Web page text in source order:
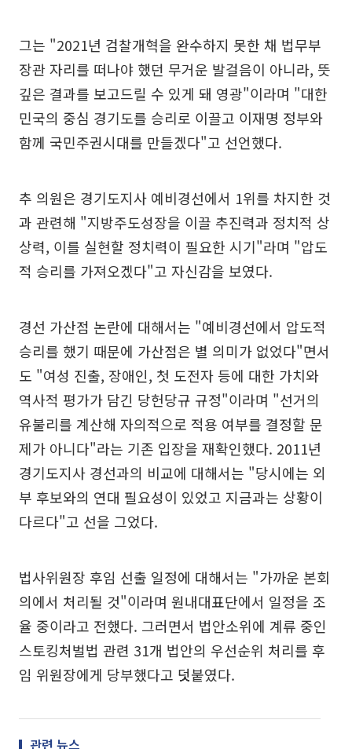
그는 "2021년 검찰개혁을 완수하지 못한 채 법무부
장관 자리를 떠나야 했던 무거운 발걸음이 아니라, 뜻
깊은 결과를 보고드릴 수 있게 돼 영광"이라며 "대한
민국의 중심 경기도를 승리로 이끌고 이재명 정부와
함께 국민주권시대를 만들겠다"고 선언했다.
추 의원은 경기도지사 예비경선에서 1위를 차지한 것
과 관련해 "지방주도성장을 이끌 추진력과 정치적 상
상력, 이를 실현할 정치력이 필요한 시기"라며 "압도
적 승리를 가져오겠다"고 자신감을 보였다.
경선 가산점 논란에 대해서는 "예비경선에서 압도적
승리를 했기 때문에 가산점은 별 의미가 없었다"면서
도 "여성 진출, 장애인, 첫 도전자 등에 대한 가치와
역사적 평가가 담긴 당헌당규 규정"이라며 "선거의
유불리를 계산해 자의적으로 적용 여부를 결정할 문
제가 아니다"라는 기존 입장을 재확인했다. 2011년
경기도지사 경선과의 비교에 대해서는 "당시에는 외
부 후보와의 연대 필요성이 있었고 지금과는 상황이
다르다"고 선을 그었다.
법사위원장 후임 선출 일정에 대해서는 "가까운 본회
의에서 처리될 것"이라며 원내대표단에서 일정을 조
율 중이라고 전했다. 그러면서 법안소위에 계류 중인
스토킹처벌법 관련 31개 법안의 우선순위 처리를 후
임 위원장에게 당부했다고 덧붙였다.
관련 뉴스